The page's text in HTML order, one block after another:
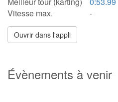
Vitesse max.
-
Ouvrir dans l'appli
Évènements à venir